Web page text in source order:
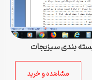
بندی سبزیجات
مشاهده و خرید